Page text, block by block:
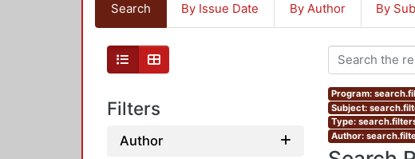
Search By Issue Date By Author By
Filters
Author
Program:
Subject:
Type:
Author: